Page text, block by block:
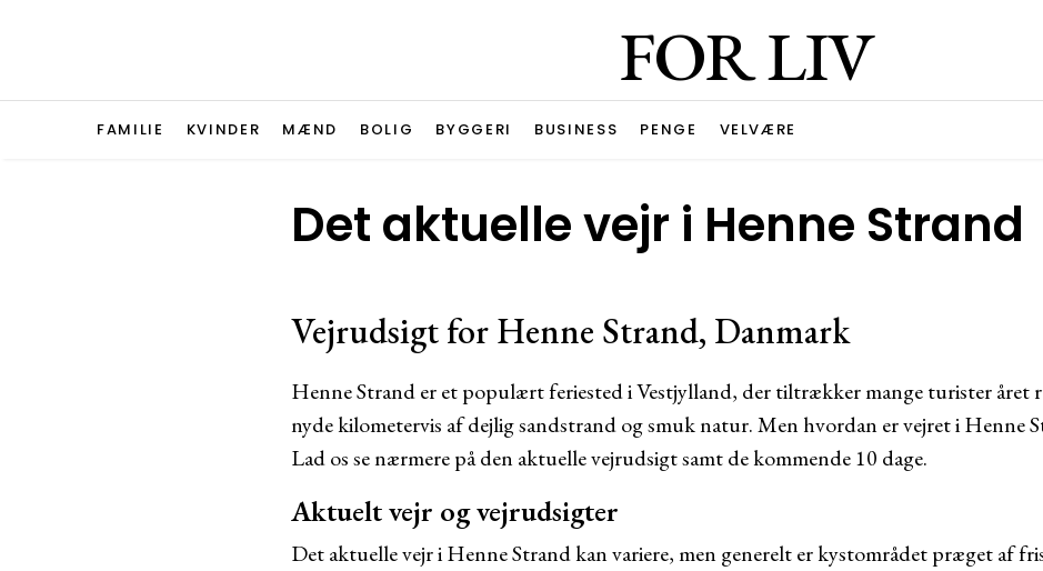
FOR LIV
FAMILIE KVINDER MÆND BOLIG BYGGERI BUSINESS PENGE VELVÆRE
Det aktuelle vejr i Henne Strand
Vejrudsigt for Henne Strand, Danmark
Henne Strand er et populært feriested i Vestjylland, der tiltrækker mange turister
nyde kilometervis af dejlig sandstrand og smuk natur. Men hvordan er vejret i Henne
Lad os se nærmere på den aktuelle vejrudsigt samt de kommende 10 dage.
Aktuelt vejr og vejrudsigter
Det aktuelle vejr i Henne Strand kan variere, men generelt er kystområdet præget af